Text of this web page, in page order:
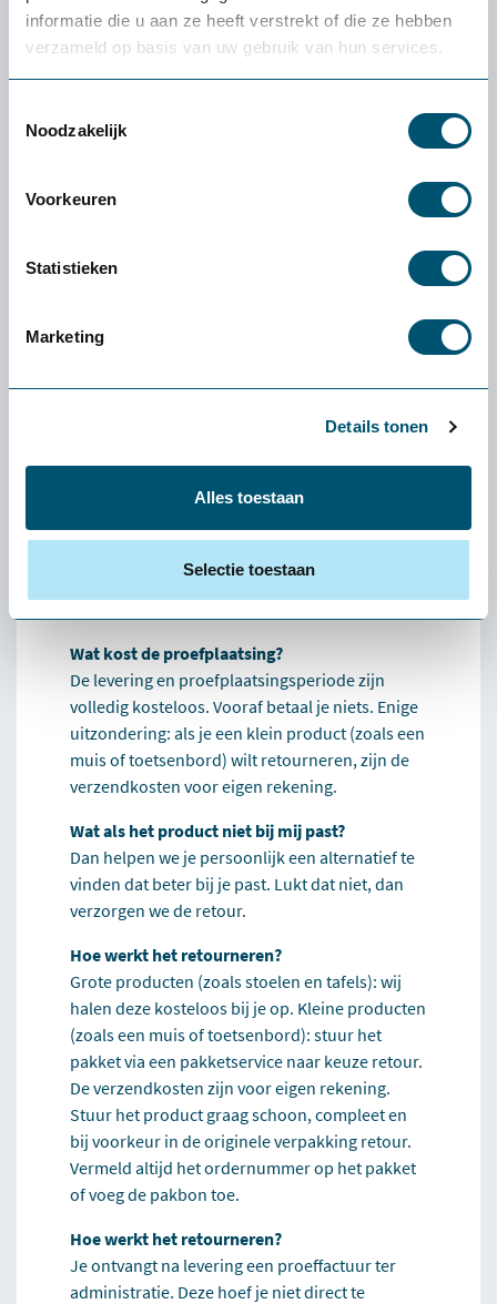
informatie die u aan ze heeft verstrekt of die ze hebben
verzameld op basis van uw gebruik van hun services.
Noodzakelijk
Voorkeuren
Statistieken
Marketing
Details tonen
Alles toestaan
Selectie toestaan
Ervaren of een product
écht bij jou past: degratis
proefplaatsing van
Health2Work
Wat kost de proefplaatsing?
De levering en proefplaatsingsperiode zijn
volledig kosteloos. Vooraf betaal je niets. Enige
uitzondering: als je een klein product (zoals een
muis of toetsenbord) wilt retourneren, zijn de
verzendkosten voor eigen rekening.
Wat als het product niet bij mij past?
Dan helpen we je persoonlijk een alternatief te
vinden dat beter bij je past. Lukt dat niet, dan
verzorgen we de retour.
Hoe werkt het retourneren?
Grote producten (zoals stoelen en tafels): wij
halen deze kosteloos bij je op. Kleine producten
(zoals een muis of toetsenbord): stuur het
pakket via een pakketservice naar keuze retour.
De verzendkosten zijn voor eigen rekening.
Stuur het product graag schoon, compleet en
bij voorkeur in de originele verpakking retour.
Vermeld altijd het ordernummer op het pakket
of voeg de pakbon toe.
Hoe werkt het retourneren?
Je ontvangt na levering een proeffactuur ter
administratie. Deze hoef je niet direct te